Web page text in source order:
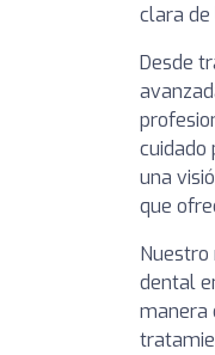
clara de
Desde
cuidado
una
que
dental
manera